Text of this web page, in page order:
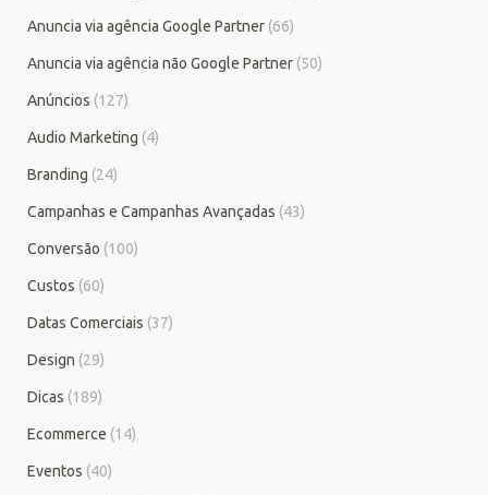
Anuncia via agência Google Partner (66)
Anuncia via agência não Google Partner (50)
Anúncios (127)
Audio Marketing (4)
Branding (24)
Campanhas e Campanhas Avançadas (43)
Conversão (100)
Custos (60)
Datas Comerciais (37)
Design (29)
Dicas (189)
Ecommerce (14)
Eventos (40)